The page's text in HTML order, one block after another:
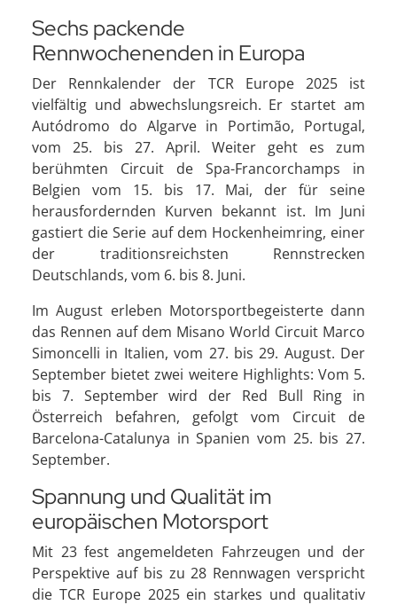
Sechs packende
Rennwochenenden in Europa
Der Rennkalender der TCR Europe 2025 ist
vielfältig und abwechslungsreich. Er startet am
Autódromo do Algarve in Portimão, Portugal,
vom 25. bis 27. April. Weiter geht es zum
berühmten Circuit de Spa-Francorchamps in
Belgien vom 15. bis 17. Mai, der für seine
herausfordernden Kurven bekannt ist. Im Juni
gastiert die Serie auf dem Hockenheimring, einer
der traditionsreichsten Rennstrecken
Deutschlands, vom 6. bis 8. Juni.
Im August erleben Motorsportbegeisterte dann
das Rennen auf dem Misano World Circuit Marco
Simoncelli in Italien, vom 27. bis 29. August. Der
September bietet zwei weitere Highlights: Vom 5.
bis 7. September wird der Red Bull Ring in
Österreich befahren, gefolgt vom Circuit de
Barcelona-Catalunya in Spanien vom 25. bis 27.
September.
Spannung und Qualität im
europäischen Motorsport
Mit 23 fest angemeldeten Fahrzeugen und der
Perspektive auf bis zu 28 Rennwagen verspricht
die TCR Europe 2025 ein starkes und qualitativ